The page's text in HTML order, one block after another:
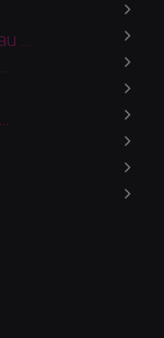
...